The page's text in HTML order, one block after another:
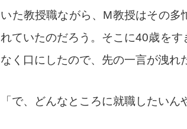
いた教授職ながら、 M教授はその多
れていたのだろう。そこに40歳をす
なく口にしたので、先の一言が洩れ
「で、どんなところに就職したいん